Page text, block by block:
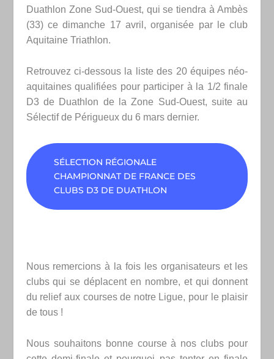
Duathlon Zone Sud-Ouest, qui se tiendra à Ambès
(33) ce dimanche 17 avril, organisée par le club
Aquitaine Triathlon.
Retrouvez ci-dessous la liste des 20 équipes néo-
aquitaines qualifiées pour participer à la 1/2 finale
D3 de Duathlon de la Zone Sud-Ouest, suite au
Sélectif de Périgueux du 6 mars dernier.
SÉLECTION RÉGIONALE
CHAMPIONNAT DE FRANCE DES
CLUBS D3 DE DUATHLON
Nous remercions à la fois les organisateurs et les
clubs qui se déplacent en nombre, et qui donnent
du relief aux courses de notre Ligue, pour le plaisir
de tous !
Nous souhaitons bonne course à nos clubs pour